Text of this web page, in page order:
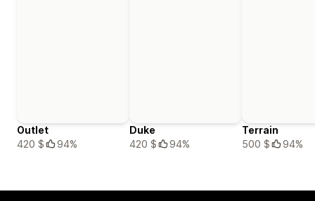
Outlet
420 $
94%
Duke
420 $
94%
Terrain
500 $
94%